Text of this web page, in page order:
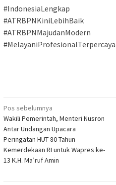
#IndonesiaLengkap
#ATRBPNKiniLebihBaik
#ATRBPNMajudanModern
#MelayaniProfesionalTerpercaya
Navigasi
pos
Pos sebelumnya
Wakili Pemerintah, Menteri Nusron
Antar Undangan Upacara
Peringatan HUT 80 Tahun
Kemerdekaan RI untuk Wapres ke-
13 K.H. Ma’ruf Amin